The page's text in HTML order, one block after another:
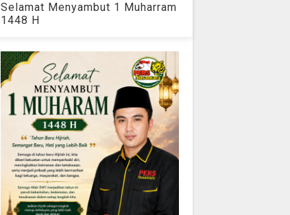
Selamat Menyambut 1 Muharram
1448 H